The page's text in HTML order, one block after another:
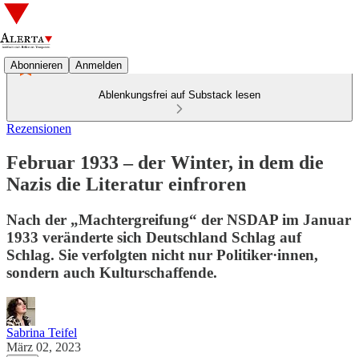
Abonnieren Anmelden
Ablenkungsfrei auf Substack lesen
Rezensionen
Februar 1933 – der Winter, in dem die
Nazis die Literatur einfroren
Nach der „Machtergreifung“ der NSDAP im Januar
1933 veränderte sich Deutschland Schlag auf
Schlag. Sie verfolgten nicht nur Politiker·innen,
sondern auch Kulturschaffende.
Sabrina Teifel
März 02, 2023